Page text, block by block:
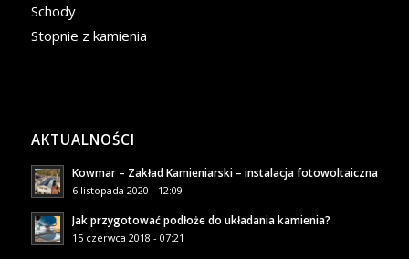
Schody
Stopnie z kamienia
AKTUALNOŚCI
Kowmar – Zakład Kamieniarski – instalacja fotowoltaiczna
6 listopada 2020 - 12:09
Jak przygotować podłoże do układania kamienia?
15 czerwca 2018 - 07:21